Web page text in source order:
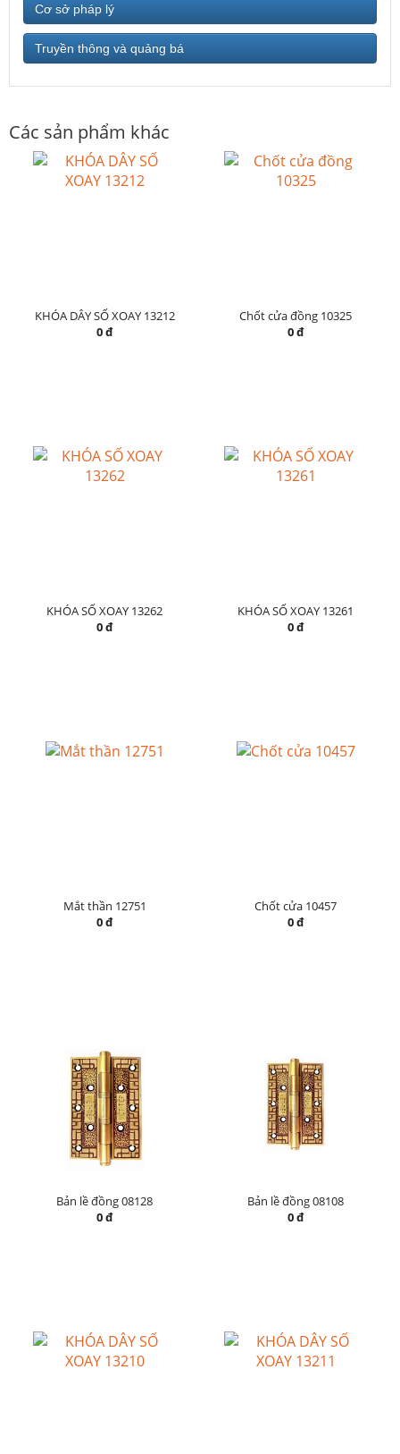
Cơ sở pháp lý
Truyền thông và quảng bá
Các sản phẩm khác
KHÓA DÂY SỐ XOAY 13212
0 đ
Chốt cửa đồng 10325
0 đ
KHÓA SỐ XOAY 13262
0 đ
KHÓA SỐ XOAY 13261
0 đ
Mắt thần 12751
0 đ
Chốt cửa 10457
0 đ
Bản lề đồng 08128
0 đ
Bản lề đồng 08108
0 đ